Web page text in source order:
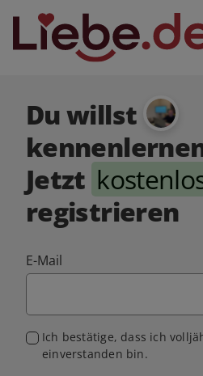
Du willst
Jetzt
registrieren
E-Mail
Ich bestätige, dass ich
einverstanden bin.